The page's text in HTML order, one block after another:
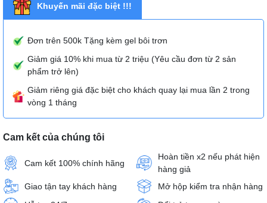
Khuyến mãi đặc biệt !!!
Đơn trên 500k Tặng kèm gel bôi trơn
Giảm giá 10% khi mua từ 2 triệu (Yêu cầu đơn từ 2 sản
phẩm trở lên)
Giảm riêng giá đặc biệt cho khách quay lại mua lần 2 trong
vòng 1 tháng
Cam kết của chúng tôi
Cam kết 100% chính hãng
Hoàn tiền x2 nếu phát hiện
hàng giả
Giao tận tay khách hàng
Mở hộp kiểm tra nhận hàng